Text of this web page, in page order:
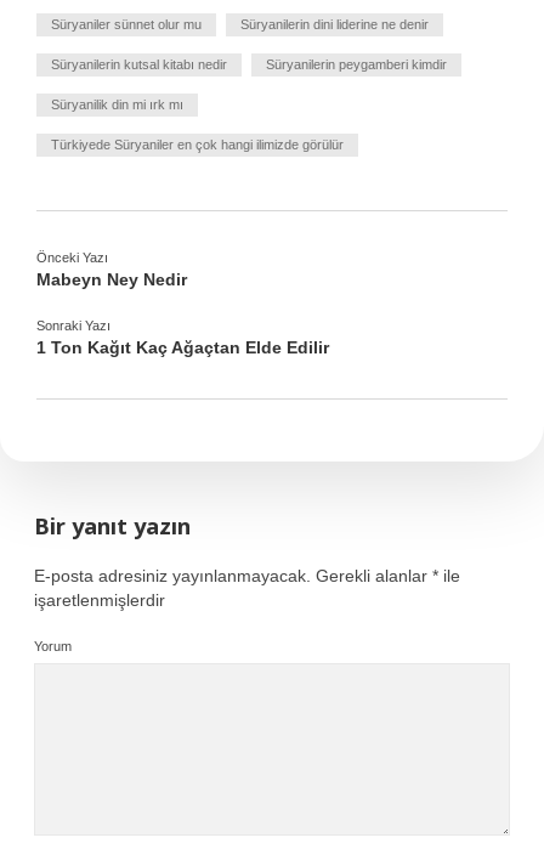
Süryaniler sünnet olur mu Süryanilerin dini liderine ne denir
Süryanilerin kutsal kitabı nedir Süryanilerin peygamberi kimdir
Süryanilik din mi ırk mı
Türkiyede Süryaniler en çok hangi ilimizde görülür
Önceki Yazı
Mabeyn Ney Nedir
Sonraki Yazı
1 Ton Kağıt Kaç Ağaçtan Elde Edilir
Bir yanıt yazın
E-posta adresiniz yayınlanmayacak. Gerekli alanlar * ile
işaretlenmişlerdir
Yorum